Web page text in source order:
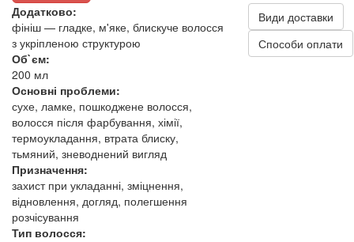
Додатково:
фініш — гладке, м'яке, блискуче волосся
з укріпленою структурою
Об`єм:
200 мл
Основні проблеми:
сухе, ламке, пошкоджене волосся,
волосся після фарбування, хімії,
термоукладання, втрата блиску,
тьмяний, зневоднений вигляд
Призначення:
захист при укладанні, зміцнення,
відновлення, догляд, полегшення
розчісування
Тип волосся:
Види доставки
Способи оплати